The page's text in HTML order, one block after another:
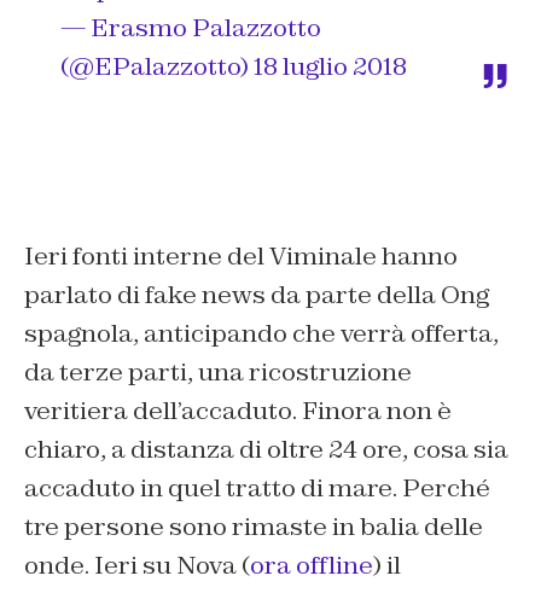
— Erasmo Palazzotto
(@EPalazzotto)18 luglio 2018
Ieri fonti interne del Viminale hanno
parlato di fake news da parte della Ong
spagnola, anticipando che verrà offerta,
da terze parti, una ricostruzione
veritiera dell’accaduto. Finora non è
chiaro, a distanza di oltre 24 ore, cosa sia
accaduto in quel tratto di mare. Perché
tre persone sono rimaste in balia delle
onde. Ieri su Nova (ora offline) il